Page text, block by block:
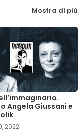
Mostra di più
Angela Giussani e
2022